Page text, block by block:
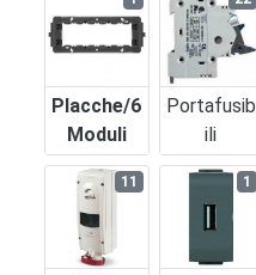
Placche/6
Moduli
Portafusib
Ili
11 1